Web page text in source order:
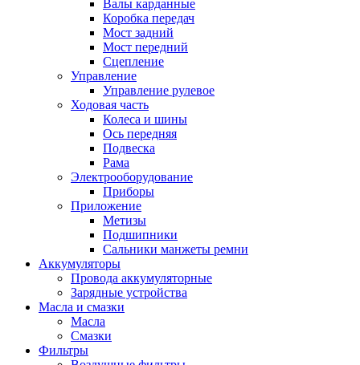
Валы карданные
Коробка передач
Мост задний
Мост передний
Сцепление
Управление
Управление рулевое
Ходовая часть
Колеса и шины
Ось передняя
Подвеска
Рама
Электрооборудование
Приборы
Приложение
Метизы
Подшипники
Сальники манжеты ремни
Аккумуляторы
Провода аккумуляторные
Зарядные устройства
Масла и смазки
Масла
Смазки
Фильтры